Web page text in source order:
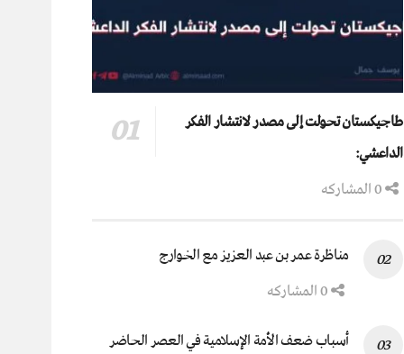
طاجيكستان تحولت إلى مصدر لانتشار الفكر
الداعشي:
مناظرة عمر بن عبد العزيز مع الخوارج
أسباب ضعف الأمة الإسلامية في العصر الحاضر